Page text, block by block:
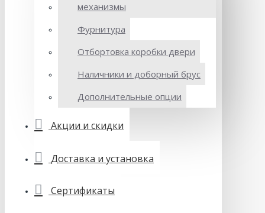
механизмы
Фурнитура
Отбортовка коробки двери
Наличники и доборный брус
Дополнительные опции
Акции и скидки
Доставка и установка
Сертификаты